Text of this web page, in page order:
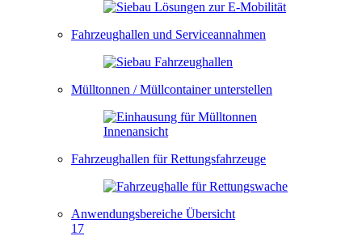
Fahrzeughallen und Serviceannahmen
Mülltonnen / Müllcontainer unterstellen
Fahrzeughallen für Rettungsfahrzeuge
Anwendungsbereiche Übersicht
17